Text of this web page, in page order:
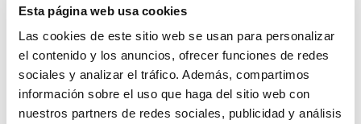
Esta página web usa cookies
Las cookies de este sitio web se usan para personalizar
el contenido y los anuncios, ofrecer funciones de redes
sociales y analizar el tráfico. Además, compartimos
información sobre el uso que haga del sitio web con
nuestros partners de redes sociales, publicidad y análisis
¡La Fase Final de las cuatro
prórrogas!